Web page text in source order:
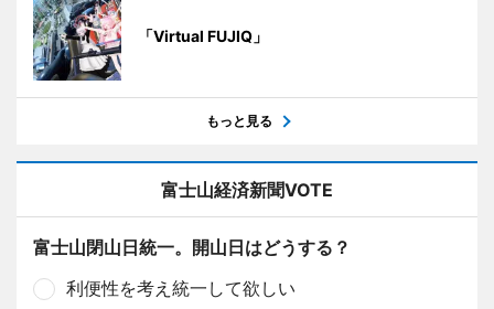
「Virtual FUJIQ」
もっと見る
富士山経済新聞VOTE
富士山閉山日統一。開山日はどうする？
利便性を考え統一して欲しい